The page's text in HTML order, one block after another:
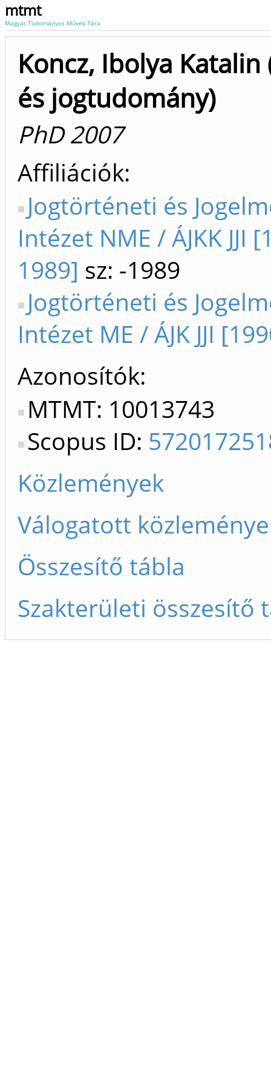
mtmt
Magyar Tudományos Művek Tára
Koncz, Ibolya Katalin
és jogtudomány)
PhD 2007
Affiliációk
Jogtörténeti és
Intézet NME / ÁJKK JJI
1989] sz: -1989
Jogtörténeti és
Intézet ME / ÁJK JJI
Azonosítók
MTMT: 10013743
Scopus ID:
Közlemények
Válogatott
Összesítő tábla
Szakterületi összesítő